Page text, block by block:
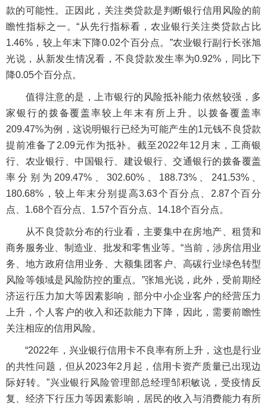
款的可能性。正因此，关注类贷款是判断银行信用风险的前
瞻性指标之一。“从先行指标看，农业银行关注类贷款占比
1.46%，较上年末下降0.02个百分点。”农业银行副行长张旭
光说，从新发生情况看，不良贷款发生率为0.92%，同比下
降0.05个百分点。
值得注意的是，上市银行的风险抵补能力依然较强，多
家银行的拨备覆盖率较上年末有所上升。以拨备覆盖率
209.47%为例，这说明银行已经为可能产生的1元钱不良贷款
提前准备了2.09元作为抵补。截至2022年12月末，工商银
行、农业银行、中国银行、建设银行、交通银行的拨备覆盖
率分别为209.47%、302.60%、188.73%、241.53%、
180.68%，较上年末分别提高3.63个百分点、2.87个百分
点、1.68个百分点、1.57个百分点、14.18个百分点。
从不良贷款分布的行业看，主要集中在房地产、租赁和
商务服务业、制造业、批发和零售业等。“当前，涉房信用业
务、地方政府信用业务、大额集团客户、高碳行业绿色转型
风险等领域是风险防控的重点。”张旭光说，此外，受前期经
济运行压力加大等因素影响，部分中小企业客户的经营压力
上升，个人客户的收入和还款能力下降，因此，需要前瞻性
关注相应的信用风险。
“2022年，兴业银行信用卡不良率有所上升，这也是行业
的共性问题，但从2023年2月起，信用卡资产质量已出现边
际好转。”兴业银行风险管理部总经理邹积敏说，受疫情反
复、经济下行压力等因素影响，居民的收入与消费能力有所